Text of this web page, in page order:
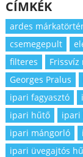
CÍMKÉK
ardes
csemegepult
filteres
Georges Pralus
ipari fagyasztó
ipari hűtő
ipari
ipari mángorló
ipari üvegajtós